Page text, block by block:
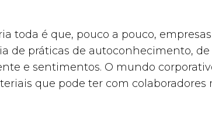
toda é que, pouco a pouco, empresas
de práticas de autoconhecimento,
e sentimentos. O mundo
que pode ter com colaboradores